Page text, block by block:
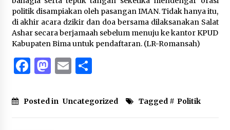
politik disampiakan oleh pasangan IMAN. Tidak hanya itu,
di akhir acara dzikir dan doa bersama dilaksanakan Salat
Ashar secara berjamaah sebelum menuju ke kantor KPUD
Kabupaten Bima untuk pendaftaran. (LR-Romansah)
Facebook
Mastodon
EmailShare
Posted in Uncategorized Tagged # Politik